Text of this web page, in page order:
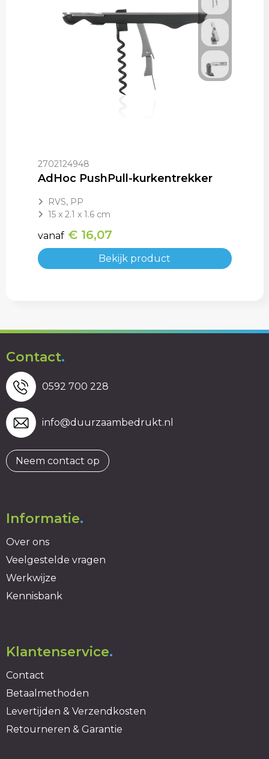
2702124948
AdHoc PushPull-kurkentrekker
RVS, PP
15 x 2.1 x 1.6 cm
vanaf € 16,07
Bekijk product
Contact.
0592 700 228
info@duurzaambedrukt.nl
Neem contact op
Informatie.
Over ons
Veelgestelde vragen
Werkwijze
Kennisbank
Klantenservice.
Contact
Betaalmethoden
Levertijden & Verzendkosten
Retourneren & Garantie